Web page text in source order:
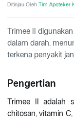
Ditinjau Oleh Tim Apoteker
Trimee II
dalam darah,
terkena penyakit
Pengertian
Trimee II adalah
chitosan, vitamin